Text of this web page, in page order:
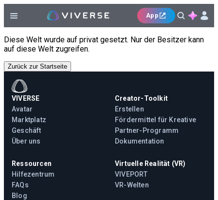
App
Diese Welt wurde auf privat gesetzt. Nur der Besitzer kann
auf diese Welt zugreifen.
Zurück zur Startseite
VIVERSE
Avatar
Marktplatz
Geschäft
Über uns
Creator-Toolkit
Erstellen
Fördermittel für Kreative
Partner-Programm
Dokumentation
Ressourcen
Hilfezentrum
FAQs
Blog
Virtuelle Realität (VR)
VIVEPORT
VR-Welten